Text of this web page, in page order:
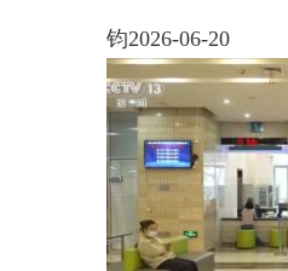
钧2026-06-20